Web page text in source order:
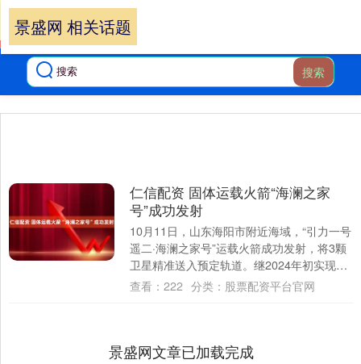
搜索
景盛网 相关话题
仁信配资 固体运载火箭“海澜之家
号”成功发射
10月11日，山东海阳市附近海域，“引力一号
遥二·海澜之家号”运载火箭成功发射，将3颗
卫星精准送入预定轨道。继2024年初实现历
史性首飞之后，这枚备受瞩目的“国....
查看： 222 分类： 股票配资平台官网
景盛网文章已加载完成